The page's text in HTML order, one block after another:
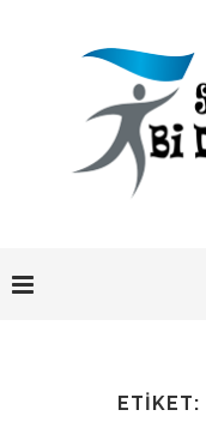
ETIKET: